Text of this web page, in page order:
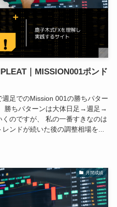
｜MISSION001ポンド
足でのMission 001の勝ちパター
勝ちパターンは大体日足→週足→
のですが、 私の一番すきなのは
ンドが続いた後の調整相場を...
月間成績